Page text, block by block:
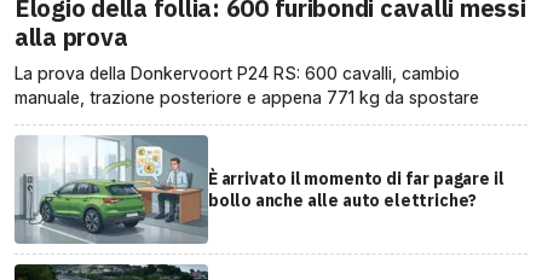
Elogio della follia: 600 furibondi cavalli messi
alla prova
La prova della Donkervoort P24 RS: 600 cavalli, cambio
manuale, trazione posteriore e appena 771 kg da spostare
È arrivato il momento di far pagare il
bollo anche alle auto elettriche?